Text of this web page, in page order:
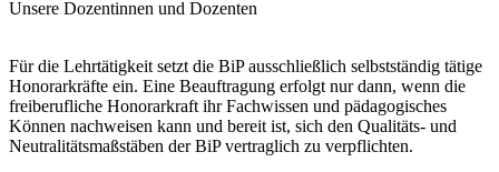
Unsere Dozentinnen und Dozenten
Für die Lehrtätigkeit setzt die BiP ausschließlich selbstständig tätige
Honorarkräfte ein. Eine Beauftragung erfolgt nur dann, wenn die
freiberufliche Honorarkraft ihr Fachwissen und pädagogisches
Können nachweisen kann und bereit ist, sich den Qualitäts- und
Neutralitätsmaßstäben der BiP vertraglich zu verpflichten.